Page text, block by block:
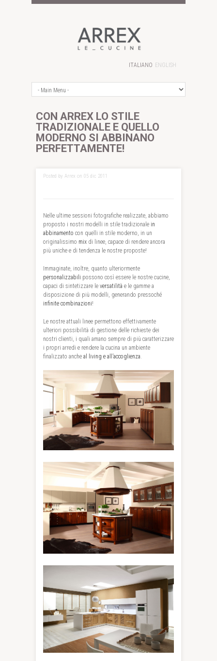
ITALIANO ENGLISH
CON ARREX LO STILE
TRADIZIONALE E QUELLO
MODERNO SI ABBINANO
PERFETTAMENTE!
Posted by Arrex on 05 dic 2011
Nelle ultime sessioni fotografiche realizzate, abbiamo
proposto i nostri modelli in stile tradizionale in
abbinamento con quelli in stile moderno, in un
originalissimo mix di linee, capace di rendere ancora
più uniche e di tendenza le nostre proposte!
Immaginate, inoltre, quanto ulteriormente
personalizzabili possono così essere le nostre cucine,
capaci di sintetizzare le versatilità e le gamme a
disposizione di più modelli, generando pressoché
infinite combinazioni!
Le nostre attuali linee permettono effettivamente
ulteriori possibilità di gestione delle richieste dei
nostri clienti, i quali amano sempre di più caratterizzare
i propri arredi e rendere la cucina un ambiente
finalizzato anche al living e all’accoglienza.